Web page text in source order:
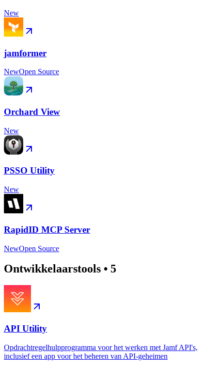
New
jamformer
NewOpen Source
Orchard View
New
PSSO Utility
New
RapidID MCP Server
NewOpen Source
Ontwikkelaarstools • 5
API Utility
Opdrachtregelhulpprogramma voor het werken met Jamf API's,
inclusief een app voor het beheren van API-geheimen